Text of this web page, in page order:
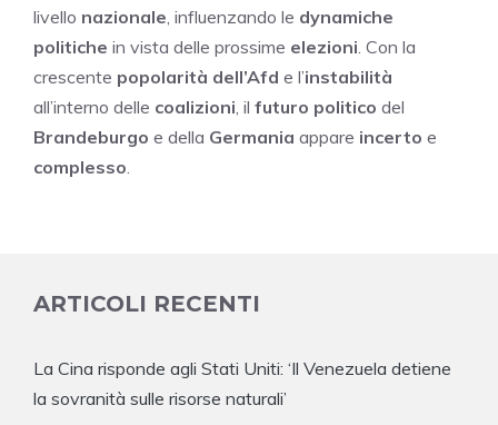
livello nazionale, influenzando le dynamiche
politiche in vista delle prossime elezioni. Con la
crescente popolarità dell’Afd e l’instabilità
all’interno delle coalizioni, il futuro politico del
Brandeburgo e della Germania appare incerto e
complesso.
ARTICOLI RECENTI
La Cina risponde agli Stati Uniti: ‘Il Venezuela detiene
la sovranità sulle risorse naturali’